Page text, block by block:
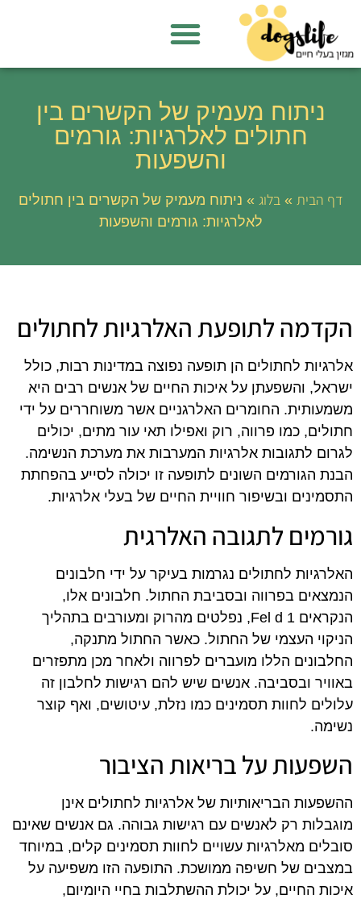
ניתוח מעמיק של הקשרים בין
חתולים לאלרגיות: גורמים
והשפעות
דף הבית »בלוג » ניתוח מעמיק של הקשרים בין חתולים
לאלרגיות: גורמים והשפעות
הקדמה לתופעת האלרגיות לחתולים
אלרגיות לחתולים הן תופעה נפוצה במדינות רבות, כולל
ישראל, והשפעתן על איכות החיים של אנשים רבים היא
משמעותית. החומרים האלרגניים אשר משוחררים על ידי
חתולים, כמו פרווה, רוק ואפילו תאי עור מתים, יכולים
לגרום לתגובות אלרגיות המערבות את מערכת הנשימה.
הבנת הגורמים השונים לתופעה זו יכולה לסייע בהפחתת
התסמינים ובשיפור חוויית החיים של בעלי אלרגיות.
גורמים לתגובה האלרגית
האלרגיות לחתולים נגרמות בעיקר על ידי חלבונים
הנמצאים בפרווה ובסביבת החתול. חלבונים אלו,
הנקראים Fel d 1, נפלטים מהרוק ומעורבים בתהליך
הניקוי העצמי של החתול. כאשר החתול מתנקה,
החלבונים הללו מועברים לפרווה ולאחר מכן מתפזרים
באוויר ובסביבה. אנשים שיש להם רגישות לחלבון זה
עלולים לחוות תסמינים כמו נזלת, עיטושים, ואף קוצר
נשימה.
השפעות על בריאות הציבור
ההשפעות הבריאותיות של אלרגיות לחתולים אינן
מוגבלות רק לאנשים עם רגישות גבוהה. גם אנשים שאינם
סובלים מאלרגיות עשויים לחוות תסמינים קלים, במיוחד
במצבים של חשיפה ממושכת. התופעה הזו משפיעה על
איכות החיים, על יכולת ההשתלבות בחיי היומיום,